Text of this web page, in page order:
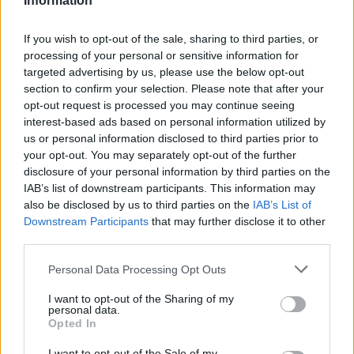
If you wish to opt-out of the sale, sharing to third parties, or
processing of your personal or sensitive information for
targeted advertising by us, please use the below opt-out
section to confirm your selection. Please note that after your
opt-out request is processed you may continue seeing
interest-based ads based on personal information utilized by
us or personal information disclosed to third parties prior to
your opt-out. You may separately opt-out of the further
disclosure of your personal information by third parties on the
IAB’s list of downstream participants. This information may
also be disclosed by us to third parties on the IAB’s List of
Downstream Participants that may further disclose it to other
Personal Data Processing Opt Outs
I want to opt-out of the Sharing of my
personal data.
Opted In
Echos liss kit θεραπεία
ισιώματος και κατά του
φριζαρίσματος
19,00€
Επιλογή
Ki power veg Protector
λοσιόν ενδυνάμωσης
και προστασίας της
τρίχας
29,00€ Original
price
was:
29,00 €.
23,20€Η
τρέχουσα
τιμή
είναι:
23,20 €.
Επιλογή
- 20 % - 20 %